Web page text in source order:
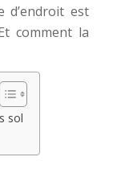
d’endroit est
comment la
sol